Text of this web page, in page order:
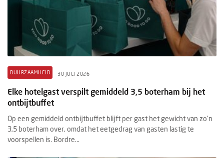
DUURZAAMHEID 30 JULI 2026
Elke hotelgast verspilt gemiddeld 3,5 boterham bij het
ontbijtbuffet
Op een gemiddeld ontbijtbuffet blijft per gast het gewicht van zo'n
3,5 boterham over, omdat het eetgedrag van gasten lastig te
voorspellen is. Bordre...